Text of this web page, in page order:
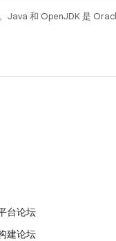
Java 和 OpenJDK 是
台论坛
建论坛